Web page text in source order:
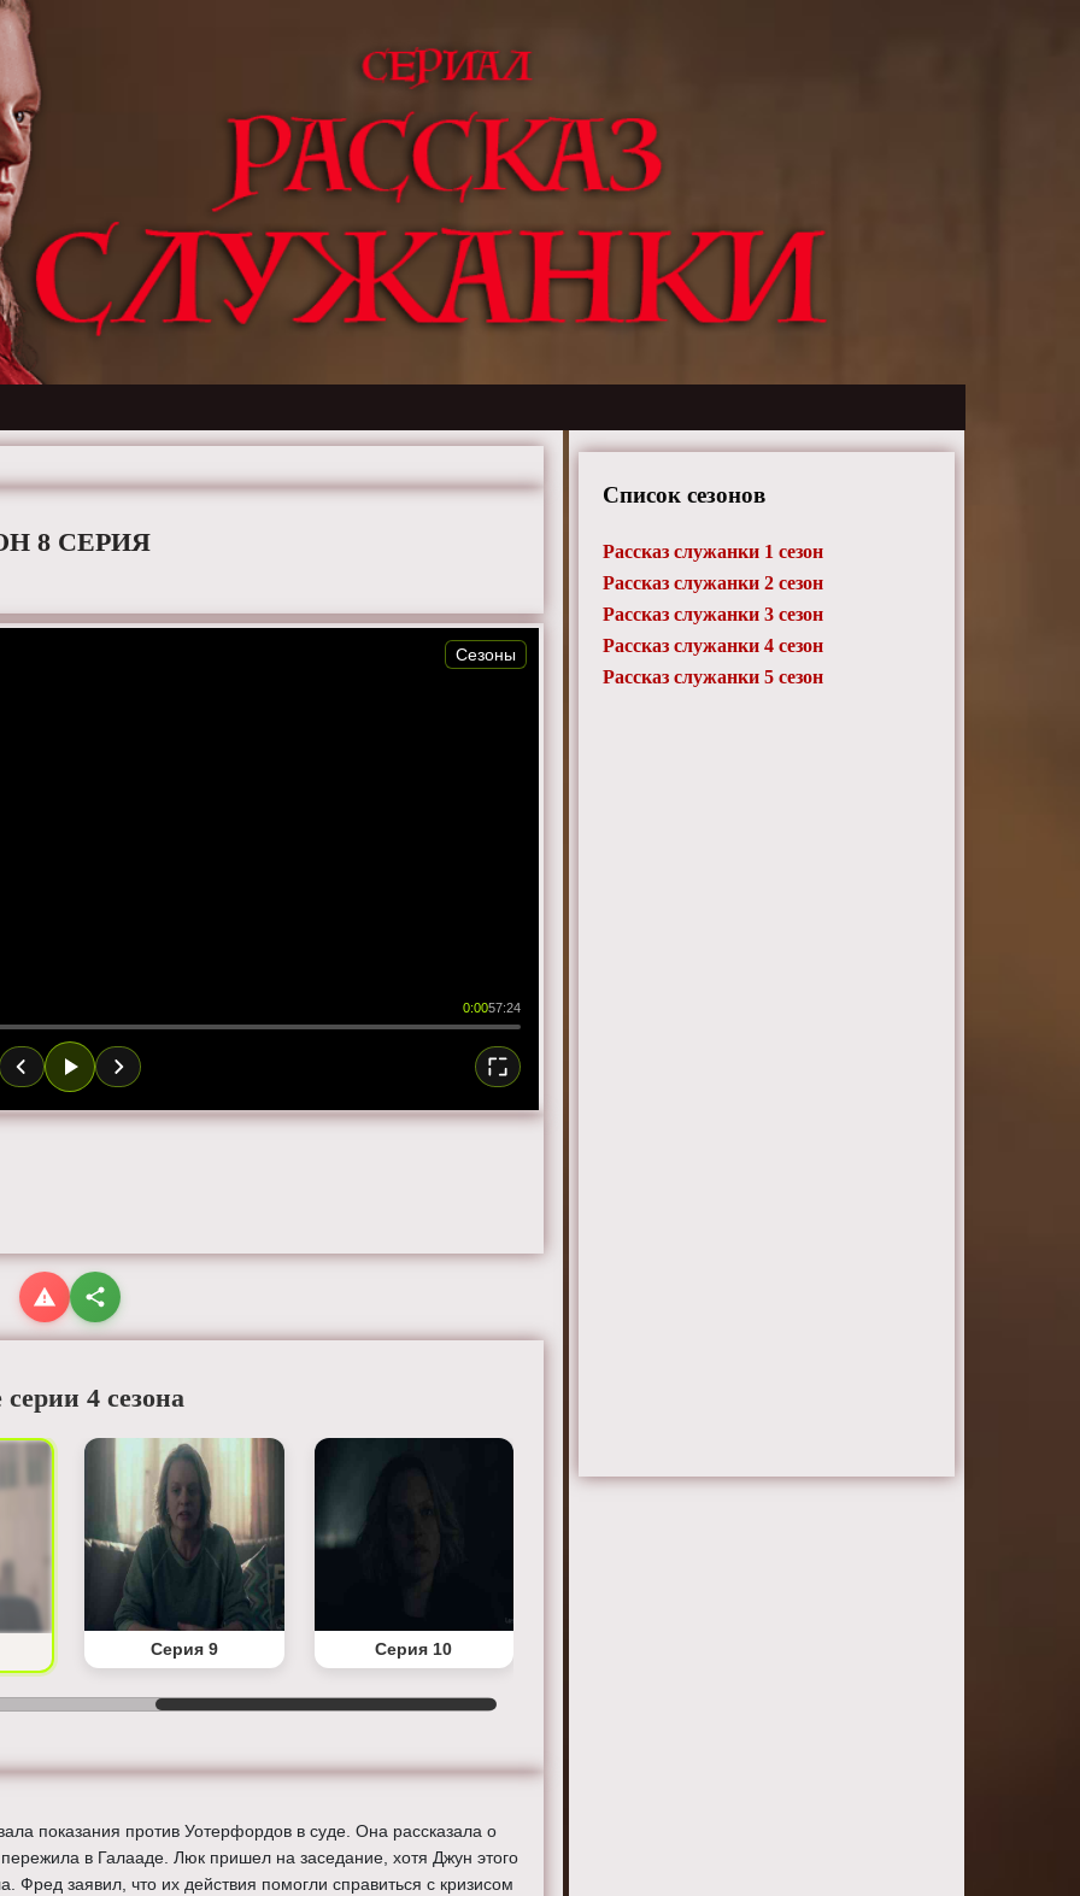
8 СЕРИЯ
0:0057:24
Сезоны
серии 4 сезона
Серия 9 Серия 10
показания против Уотерфордов в суде. Она рассказала о
в Галааде. Люк пришел на заседание, хотя Джун этого
Фред заявил, что их действия помогли справиться с кризисом
Список сезонов
Рассказ служанки 1 сезон
Рассказ служанки 2 сезон
Рассказ служанки 3 сезон
Рассказ служанки 4 сезон
Рассказ служанки 5 сезон